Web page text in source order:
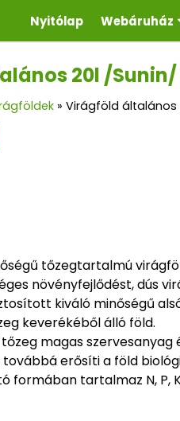
Nyitólap Webáruház
20l /Sunin/
» Virágföld általános
tőzegtartalmú
növényfejlődést, dús
kiváló minőségű
keverékéből álló föld.
tőzeg magas
erősíti a föld
formában tartalmaz N, P,